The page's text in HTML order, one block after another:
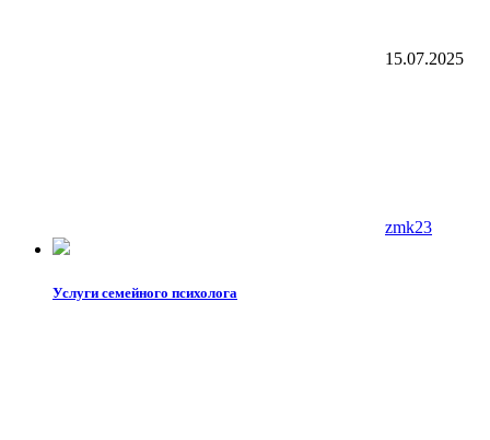
15.07.2025
zmk23
Услуги семейного психолога